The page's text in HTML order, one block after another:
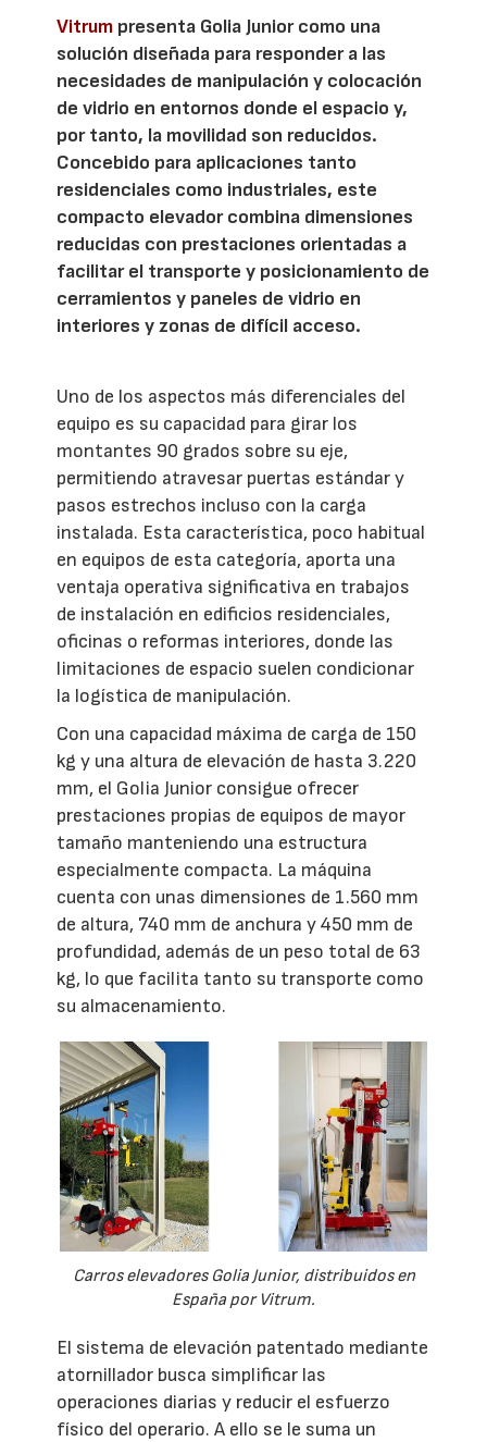
Vitrum presenta Golia Junior como una
solución diseñada para responder a las
necesidades de manipulación y colocación
de vidrio en entornos donde el espacio y,
por tanto, la movilidad son reducidos.
Concebido para aplicaciones tanto
residenciales como industriales, este
compacto elevador combina dimensiones
reducidas con prestaciones orientadas a
facilitar el transporte y posicionamiento de
cerramientos y paneles de vidrio en
interiores y zonas de difícil acceso.
Uno de los aspectos más diferenciales del
equipo es su capacidad para girar los
montantes 90 grados sobre su eje,
permitiendo atravesar puertas estándar y
pasos estrechos incluso con la carga
instalada. Esta característica, poco habitual
en equipos de esta categoría, aporta una
ventaja operativa significativa en trabajos
de instalación en edificios residenciales,
oficinas o reformas interiores, donde las
limitaciones de espacio suelen condicionar
la logística de manipulación.
Con una capacidad máxima de carga de 150
kg y una altura de elevación de hasta 3.220
mm, el Golia Junior consigue ofrecer
prestaciones propias de equipos de mayor
tamaño manteniendo una estructura
especialmente compacta. La máquina
cuenta con unas dimensiones de 1.560 mm
de altura, 740 mm de anchura y 450 mm de
profundidad, además de un peso total de 63
kg, lo que facilita tanto su transporte como
su almacenamiento.
Carros elevadores Golia Junior, distribuidos en
España por Vitrum.
El sistema de elevación patentado mediante
atornillador busca simplificar las
operaciones diarias y reducir el esfuerzo
físico del operario. A ello se le suma un